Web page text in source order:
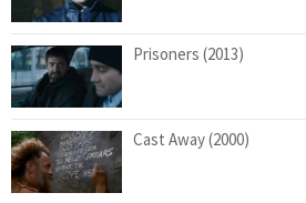
Prisoners (2013)
Cast Away (2000)